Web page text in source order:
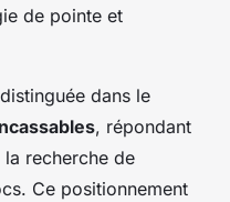
de pointe et
dans le
, répondant
la recherche de
Ce positionnement